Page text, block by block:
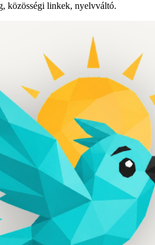
közösségi linkek, nyelvváltó.